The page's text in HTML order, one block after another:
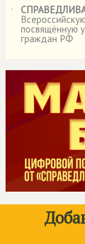
˙
посвящённую
граждан РФ